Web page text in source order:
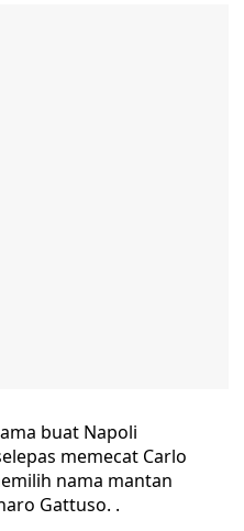
buat Napoli
memecat Carlo
nama mantan
Gattuso. .